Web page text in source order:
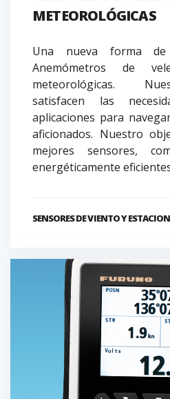
METEOROLÓGICAS
Una nueva forma
Anemómetros de
meteorológicas.
satisfacen las
aplicaciones para
aficionados. Nuestro
mejores sensores,
energéticamente
SENSORES DE VIENTO Y